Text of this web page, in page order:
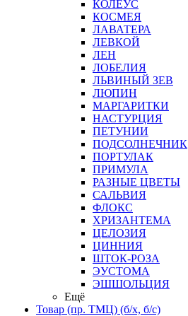
КОЛЕУС
КОСМЕЯ
ЛАВАТЕРА
ЛЕВКОЙ
ЛЕН
ЛОБЕЛИЯ
ЛЬВИНЫЙ ЗЕВ
ЛЮПИН
МАРГАРИТКИ
НАСТУРЦИЯ
ПЕТУНИИ
ПОДСОЛНЕЧНИК
ПОРТУЛАК
ПРИМУЛА
РАЗНЫЕ ЦВЕТЫ
САЛЬВИЯ
ФЛОКС
ХРИЗАНТЕМА
ЦЕЛОЗИЯ
ЦИННИЯ
ШТОК-РОЗА
ЭУСТОМА
ЭШШОЛЬЦИЯ
Ещё
Товар (пр. ТМЦ) (б/х, б/с)